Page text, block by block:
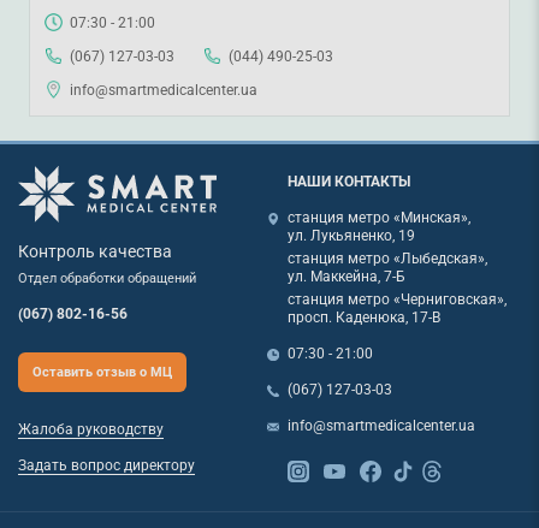
07:30 - 21:00
(067) 127-03-03
(044) 490-25-03
info@smartmedicalcenter.ua
Контроль качества
Отдел обработки обращений
(067) 802-16-56
Оставить отзыв о МЦ
Жалоба руководству
Задать вопрос директору
НАШИ КОНТАКТЫ
станция метро «Минская»,
ул. Лукьяненко, 19
станция метро «Лыбедская»,
ул. Маккейна, 7-Б
станция метро «Черниговская»,
просп. Каденюка, 17-В
07:30 - 21:00
(067) 127-03-03
info@smartmedicalcenter.ua